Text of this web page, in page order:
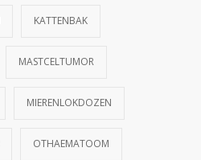
KATTENBAK
MASTCELTUMOR
MIERENLOKDOZEN
OTHAEMATOOM